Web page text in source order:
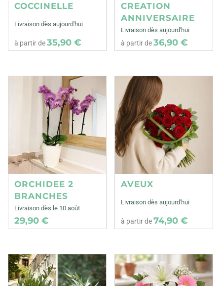
COCCINELLE
Livraison dès aujourd'hui
à partir de35,90 €
CREATION
ANNIVERSAIRE
Livraison dès aujourd'hui
à partir de36,90 €
ORCHIDEE 2
BRANCHES
Livraison dès le 10 août
29,90 €
AVEUX
Livraison dès aujourd'hui
à partir de74,90 €